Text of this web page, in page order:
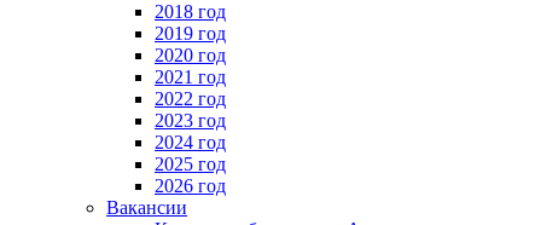
2018 год
2019 год
2020 год
2021 год
2022 год
2023 год
2024 год
2025 год
2026 год
Вакансии